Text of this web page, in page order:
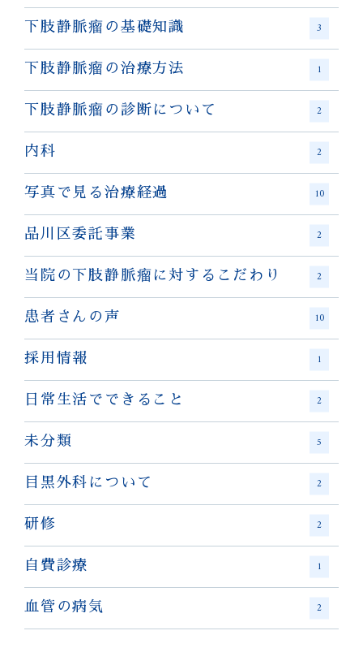
下肢静脈瘤の基礎知識 3
下肢静脈瘤の治療方法 1
下肢静脈瘤の診断について 2
内科 2
写真で見る治療経過 10
品川区委託事業 2
当院の下肢静脈瘤に対するこだわり 2
患者さんの声 10
採用情報 1
日常生活でできること 2
未分類 5
目黒外科について 2
研修 2
自費診療 1
血管の病気 2